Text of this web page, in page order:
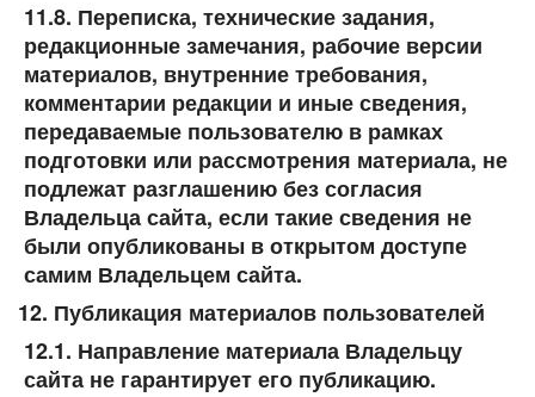
11.8. Переписка, технические задания,
редакционные замечания, рабочие версии
материалов, внутренние требования,
комментарии редакции и иные сведения,
передаваемые пользователю в рамках
подготовки или рассмотрения материала, не
подлежат разглашению без согласия
Владельца сайта, если такие сведения не
были опубликованы в открытом доступе
самим Владельцем сайта.
Публикация материалов пользователей
12.1. Направление материала Владельцу
сайта не гарантирует его публикацию.